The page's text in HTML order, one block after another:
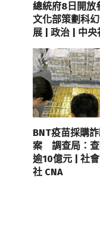
總統府8日開
文化部策劃科
展 | 政治 | 中央
BNT疫苗採購
案 調查局：查
逾10億元 | 社
社 CNA